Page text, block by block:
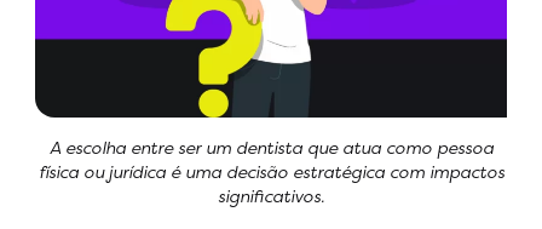
A escolha entre ser um dentista que atua como pessoa
física ou jurídica é uma decisão estratégica com impactos
significativos.